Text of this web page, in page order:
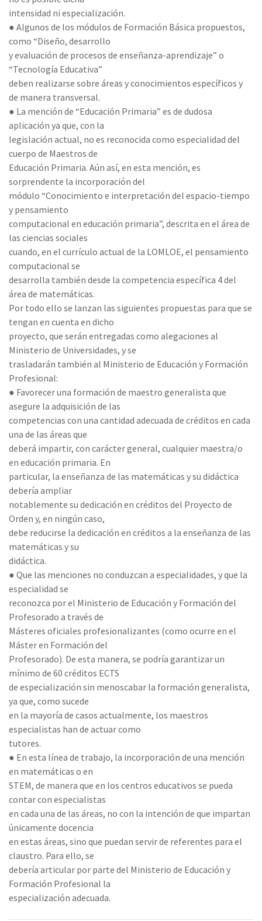
intensidad ni especialización.
● Algunos de los módulos de Formación Básica propuestos,
como “Diseño, desarrollo
y evaluación de procesos de enseñanza-aprendizaje” o
“Tecnología Educativa”
deben realizarse sobre áreas y conocimientos específicos y
de manera transversal.
● La mención de “Educación Primaria” es de dudosa
aplicación ya que, con la
legislación actual, no es reconocida como especialidad del
cuerpo de Maestros de
Educación Primaria. Aún así, en esta mención, es
sorprendente la incorporación del
módulo “Conocimiento e interpretación del espacio-tiempo
y pensamiento
computacional en educación primaria”, descrita en el área de
las ciencias sociales
cuando, en el currículo actual de la LOMLOE, el pensamiento
computacional se
desarrolla también desde la competencia específica 4 del
área de matemáticas.
Por todo ello se lanzan las siguientes propuestas para que se
tengan en cuenta en dicho
proyecto, que serán entregadas como alegaciones al
Ministerio de Universidades, y se
trasladarán también al Ministerio de Educación y Formación
Profesional:
● Favorecer una formación de maestro generalista que
asegure la adquisición de las
competencias con una cantidad adecuada de créditos en cada
una de las áreas que
deberá impartir, con carácter general, cualquier maestra/o
en educación primaria. En
particular, la enseñanza de las matemáticas y su didáctica
debería ampliar
notablemente su dedicación en créditos del Proyecto de
Orden y, en ningún caso,
debe reducirse la dedicación en créditos a la enseñanza de las
matemáticas y su
didáctica.
● Que las menciones no conduzcan a especialidades, y que la
especialidad se
reconozca por el Ministerio de Educación y Formación del
Profesorado a través de
Másteres oficiales profesionalizantes (como ocurre en el
Máster en Formación del
Profesorado). De esta manera, se podría garantizar un
mínimo de 60 créditos ECTS
de especialización sin menoscabar la formación generalista,
ya que, como sucede
en la mayoría de casos actualmente, los maestros
especialistas han de actuar como
tutores.
● En esta línea de trabajo, la incorporación de una mención
en matemáticas o en
STEM, de manera que en los centros educativos se pueda
contar con especialistas
en cada una de las áreas, no con la intención de que impartan
únicamente docencia
en estas áreas, sino que puedan servir de referentes para el
claustro. Para ello, se
debería articular por parte del Ministerio de Educación y
Formación Profesional la
especialización adecuada.